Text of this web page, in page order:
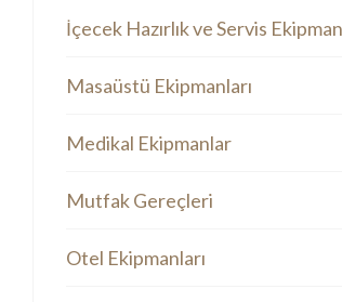
İçecek Hazırlık ve Servis
Masaüstü Ekipmanları
Medikal Ekipmanlar
Mutfak Gereçleri
Otel Ekipmanları